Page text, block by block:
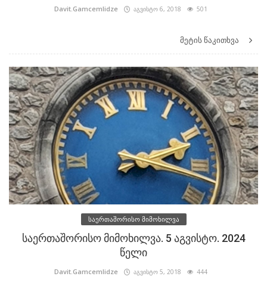
Davit.Gamcemlidze აგვისტო 6, 2018 501
მეტის წაკითხვა
საერთაშორისო მიმოხილვა
საერთაშორისო მიმოხილვა. 5 აგვისტო. 2024
წელი
Davit.Gamcemlidze აგვისტო 5, 2018 444